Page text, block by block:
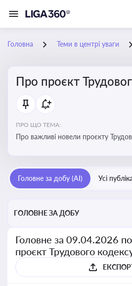
Головна Теми в центрі уваги
Про проєкт
ПРО ЩО ТЕМА:
Про важливі новели проєкту
Головне за добу (AI) Усі
ГОЛОВНЕ ЗА ДОБУ
Головне за 09.04.2026
проєкт Трудового